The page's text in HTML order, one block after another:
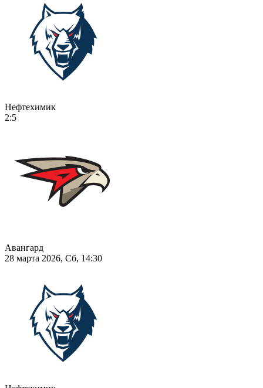
Нефтехимик
2:5
Авангард
28 марта 2026, Сб, 14:30